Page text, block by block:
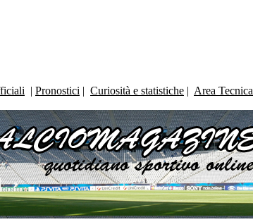
| Pronostici | Curiosità e statistiche | Area Tecnica